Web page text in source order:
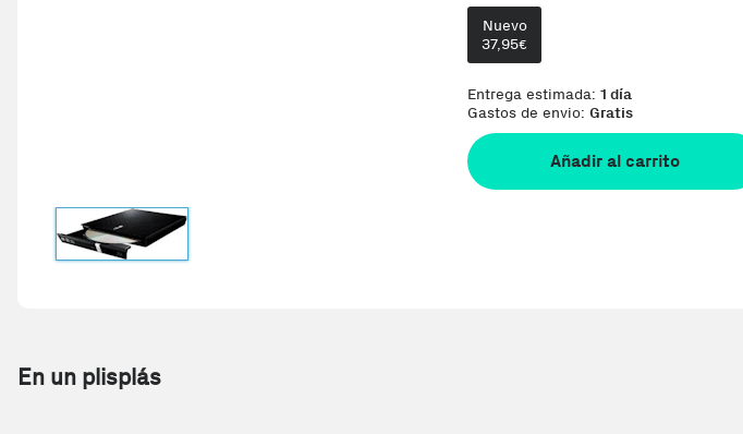
Nuevo
37,95€
Entrega estimada: 1 día
Gastos de envio: Gratis
Añadir al carrito
En un plisplás